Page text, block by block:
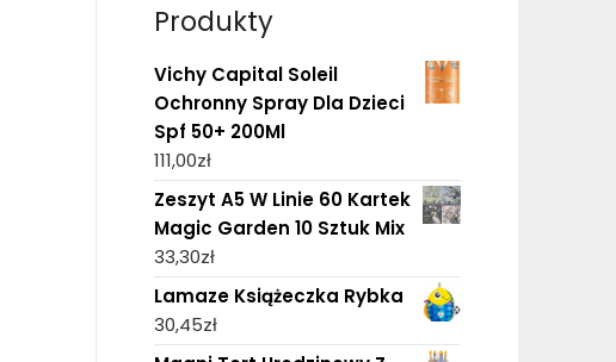
Produkty
Vichy Capital Soleil
Ochronny Spray Dla Dzieci
Spf 50+ 200Ml
111,00zł
Zeszyt A5 W Linie 60 Kartek
Magic Garden 10 Sztuk Mix
33,30zł
Lamaze Książeczka Rybka
30,45zł